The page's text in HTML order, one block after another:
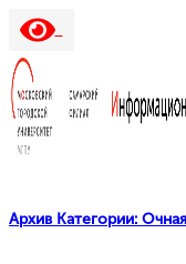
Архив Категории: